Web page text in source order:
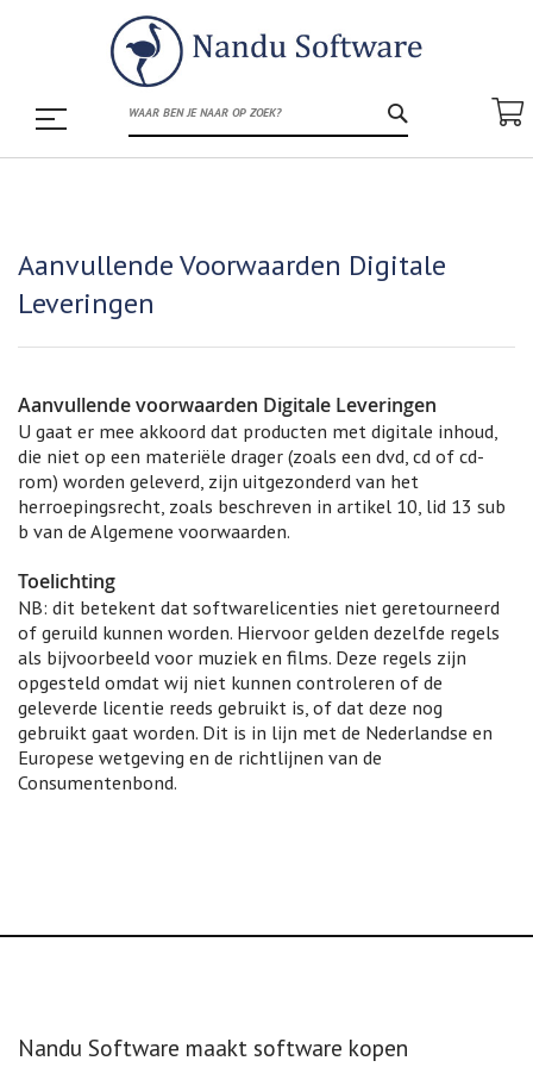
Aanvullende Voorwaarden Digitale
Leveringen
Aanvullende voorwaarden Digitale Leveringen
U gaat er mee akkoord dat producten met digitale inhoud,
die niet op een materiële drager (zoals een dvd, cd of cd-
rom) worden geleverd, zijn uitgezonderd van het
herroepingsrecht, zoals beschreven in artikel 10, lid 13 sub
b van de Algemene voorwaarden.
Toelichting
NB: dit betekent dat softwarelicenties niet geretourneerd
of geruild kunnen worden. Hiervoor gelden dezelfde regels
als bijvoorbeeld voor muziek en films. Deze regels zijn
opgesteld omdat wij niet kunnen controleren of de
geleverde licentie reeds gebruikt is, of dat deze nog
gebruikt gaat worden. Dit is in lijn met de Nederlandse en
Europese wetgeving en de richtlijnen van de
Consumentenbond.
Nandu Software maakt software kopen